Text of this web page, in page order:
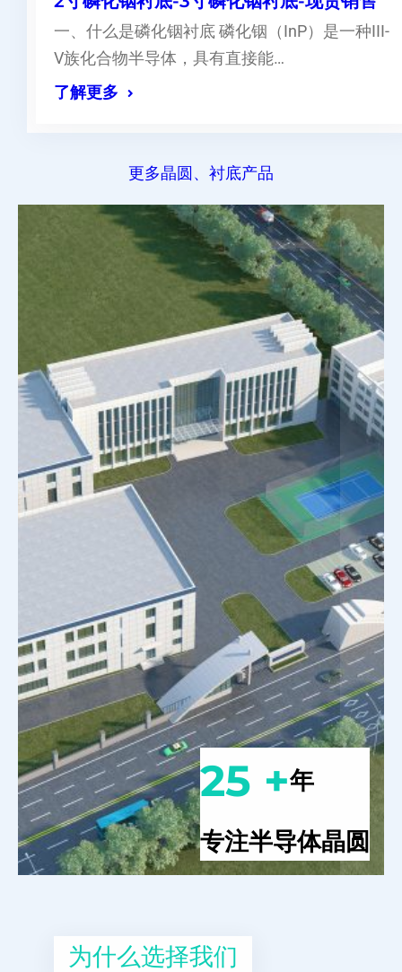
一、什么是磷化铟衬底 磷化铟（InP）是一种III-
V族化合物半导体，具有直接能…
了解更多
更多晶圆、衬底产品
25 +年
专注半导体晶圆
为什么选择我们